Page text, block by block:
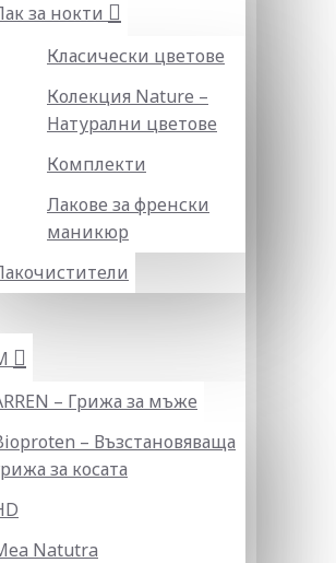
за нокти
Класически цветове
Колекция Nature –
Натурални цветове
Комплекти
Лакове за френски
маникюр
– Грижа за мъже
– Възстановяваща
за косата
Natutra